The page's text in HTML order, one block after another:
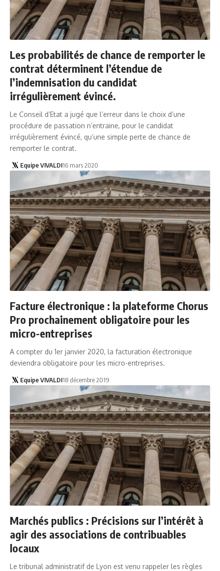
Les probabilités de chance de remporter le
contrat déterminent l’étendue de
l’indemnisation du candidat
irrégulièrement évincé.
Le Conseil d’Etat a jugé que l’erreur dans le choix d’une
procédure de passation n’entraine, pour le candidat
irrégulièrement évincé, qu’une simple perte de chance de
remporter le contrat.
Equipe VIVALDI16 mars 2020
Facture électronique : la plateforme Chorus
Pro prochainement obligatoire pour les
micro-entreprises
A compter du 1er janvier 2020, la facturation électronique
deviendra obligatoire pour les micro-entreprises.
Equipe VIVALDI18 décembre 2019
Marchés publics : Précisions sur l’intérêt à
agir des associations de contribuables
locaux
Le tribunal administratif de Lyon est venu rappeler les règles